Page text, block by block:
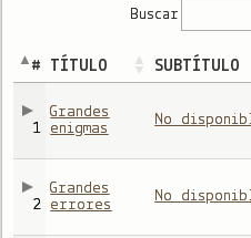
Buscar
# TÍTULO SUBTÍTULO
1
Grandes
enigmas
No
2
Grandes
errores
No